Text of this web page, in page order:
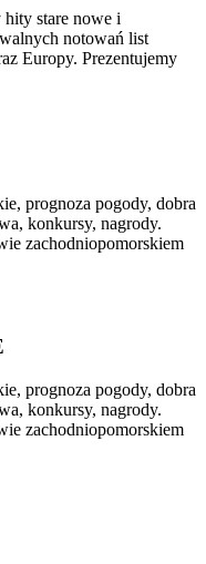
stare nowe i
notowań list
Europy. Prezentujemy
prognoza pogody, dobra
konkursy, nagrody.
zachodniopomorskiem
prognoza pogody, dobra
konkursy, nagrody.
zachodniopomorskiem